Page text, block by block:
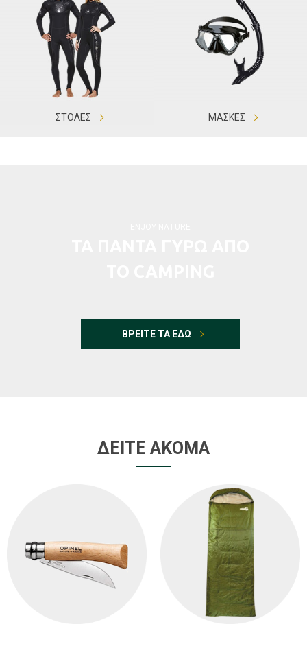
ΣΤΟΛΕΣ ΜΑΣΚΕΣ
ΒΡΕΙΤΕ ΤΑ ΕΔΩ
ΔΕΙΤΕ ΑΚΟΜΑ